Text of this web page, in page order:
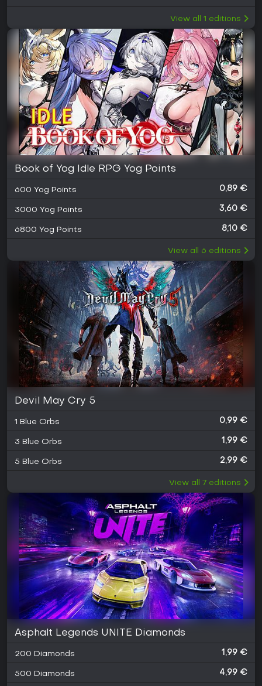
View all 1 editions
Book of Yog Idle RPG Yog Points
600 Yog Points 0,89 €
3000 Yog Points 3,60 €
6800 Yog Points 8,10 €
View all 6 editions
Devil May Cry 5
1 Blue Orbs 0,99 €
3 Blue Orbs 1,99 €
5 Blue Orbs 2,99 €
View all 7 editions
Asphalt Legends UNITE Diamonds
200 Diamonds 1,99 €
500 Diamonds 4,99 €